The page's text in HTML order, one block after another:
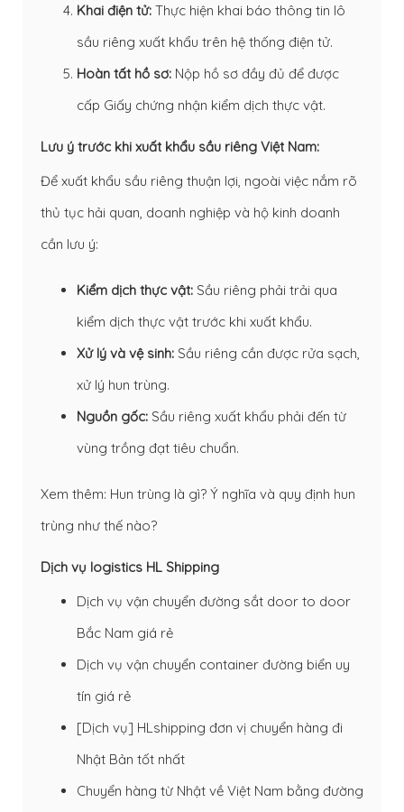
Khai điện tử: Thực hiện khai báo thông tin lô
sầu riêng xuất khẩu trên hệ thống điện tử.
Hoàn tất hồ sơ: Nộp hồ sơ đầy đủ để được
cấp Giấy chứng nhận kiểm dịch thực vật.
Lưu ý trước khi xuất khẩu sầu riêng Việt Nam:
Để xuất khẩu sầu riêng thuận lợi, ngoài việc nắm rõ
thủ tục hải quan, doanh nghiệp và hộ kinh doanh
cần lưu ý:
Kiểm dịch thực vật: Sầu riêng phải trải qua
kiểm dịch thực vật trước khi xuất khẩu.
Xử lý và vệ sinh: Sầu riêng cần được rửa sạch,
xử lý hun trùng.
Nguồn gốc: Sầu riêng xuất khẩu phải đến từ
vùng trồng đạt tiêu chuẩn.
Xem thêm: Hun trùng là gì? Ý nghĩa và quy định hun
trùng như thế nào?
Dịch vụ logistics HL Shipping
Dịch vụ vận chuyển đường sắt door to door
Bắc Nam giá rẻ
Dịch vụ vận chuyển container đường biển uy
tín giá rẻ
[Dịch vụ] HLshipping đơn vị chuyển hàng đi
Nhật Bản tốt nhất
Chuyển hàng từ Nhật về Việt Nam bằng đường